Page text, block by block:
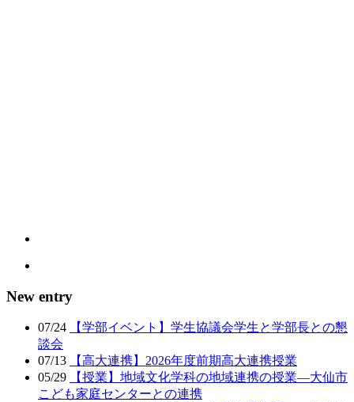
New entry
07/24
【学部イベント】学生協議会学生と学部長との懇
談会
07/13
【高大連携】2026年度前期高大連携授業
05/29
【授業】地域文化学科の地域連携の授業―大仙市
こども家庭センターとの連携